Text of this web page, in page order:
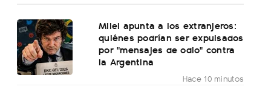
Milei apunta a los extranjeros:
quiénes podrían ser expulsados
por "mensajes de odio" contra
la Argentina
Hace 10 minutos